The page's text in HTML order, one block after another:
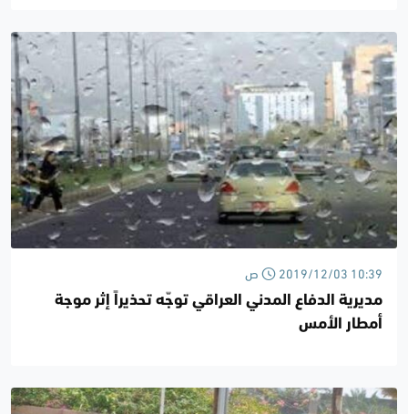
2019/12/03 10:39 ص
مديرية الدفاع المدني العراقي توجّه تحذيراً إثر موجة
أمطار الأمس